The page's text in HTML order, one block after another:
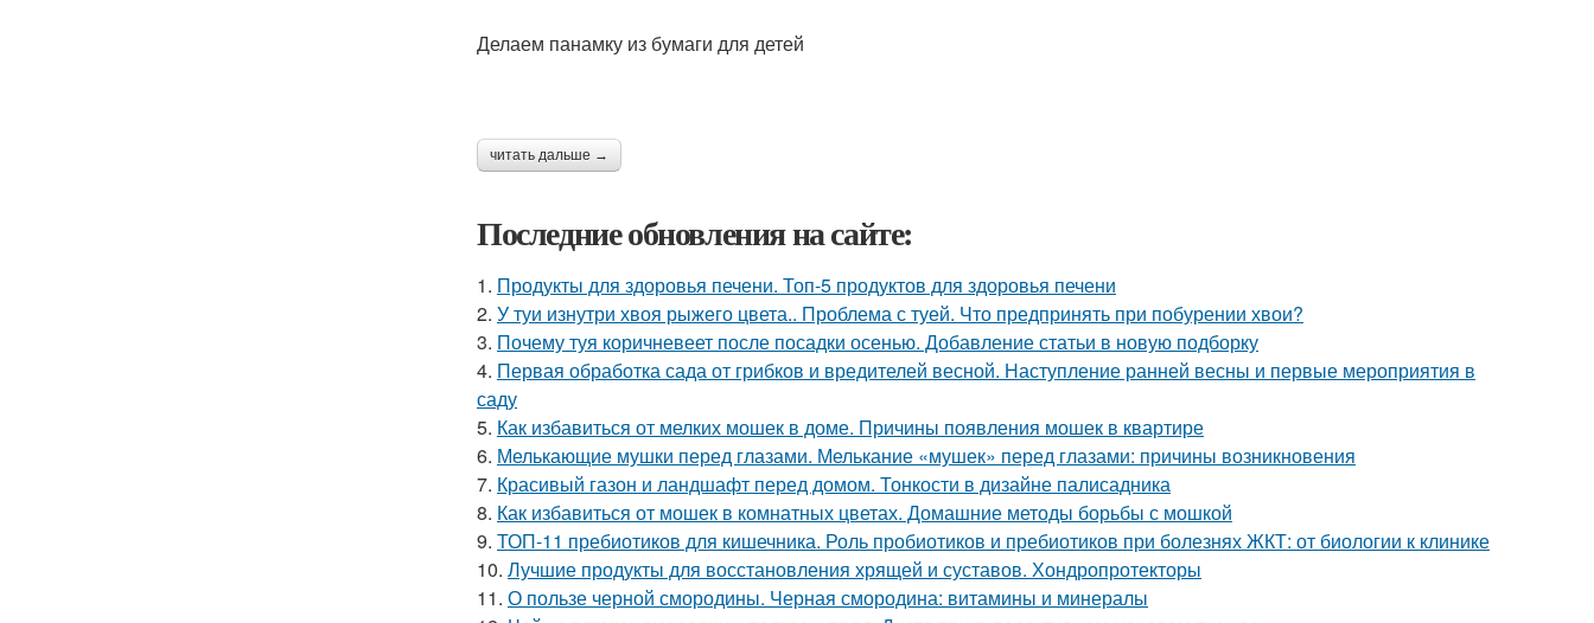
Делаем панамку из бумаги для детей
читать дальше →
Последние обновления на сайте:
1. Продукты для здоровья печени. Топ-5 продуктов для здоровья печени
2. У туи изнутри хвоя рыжего цвета.. Проблема с туей. Что предпринять при побурении хвои?
3. Почему туя коричневеет после посадки осенью. Добавление статьи в новую подборку
4. Первая обработка сада от грибков и вредителей весной. Наступление ранней весны и первые мероприятия в
саду
5. Как избавиться от мелких мошек в доме. Причины появления мошек в квартире
6. Мелькающие мушки перед глазами. Мелькание «мушек» перед глазами: причины возникновения
7. Красивый газон и ландшафт перед домом. Тонкости в дизайне палисадника
8. Как избавиться от мошек в комнатных цветах. Домашние методы борьбы с мошкой
9. ТОП-11 пребиотиков для кишечника. Роль пробиотиков и пребиотиков при болезнях ЖКТ: от биологии к клинике
10. Лучшие продукты для восстановления хрящей и суставов. Хондропротекторы
11. О пользе черной смородины. Черная смородина: витамины и минералы